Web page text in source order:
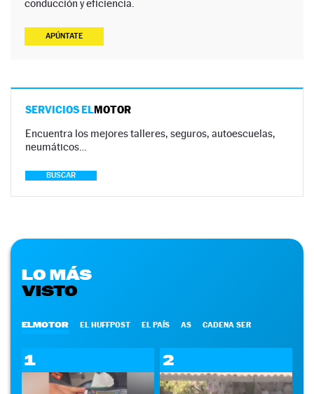
conducción y eficiencia.
APÚNTATE
SERVICIOS ELMOTOR
Encuentra los mejores talleres, seguros, autoescuelas,
neumáticos…
BUSCAR
LO MÁS
VISTO
ELMOTOR EL HUFFPOST EL PAÍS AS CADENA SER
1 2